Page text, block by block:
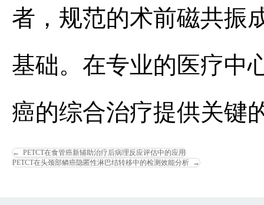
者，规范的术前磁共振
基础。在专业的医疗中
癌的综合治疗提供关键
← PETCT在食管癌新辅助治疗后病理反应评估中的应用
PETCT在头颈部鳞癌隐匿性淋巴结转移中的检测效能分析 →